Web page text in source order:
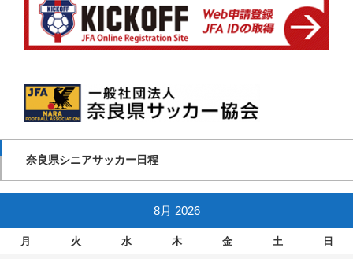
奈良県シニアサッカー日程
8月 2026
月 火 水 木 金 土 日